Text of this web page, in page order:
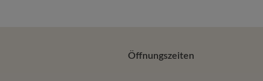
Öffnungszeiten